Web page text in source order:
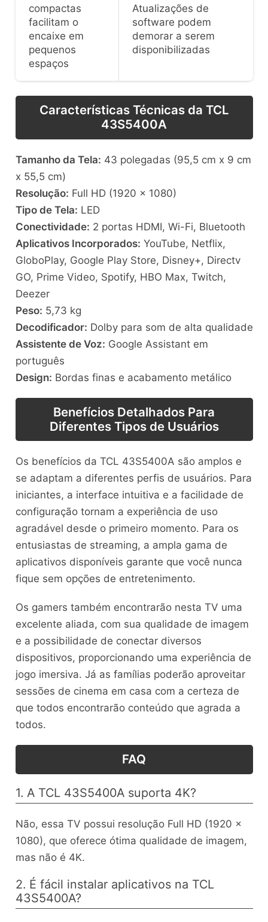
compactas
facilitam o
encaixe em
pequenos
espaços
Atualizações de
software podem
demorar a serem
disponibilizadas
Características Técnicas da TCL
43S5400A
Tamanho da Tela: 43 polegadas (95,5 cm x 9 cm
x 55,5 cm)
Resolução: Full HD (1920 x 1080)
Tipo de Tela: LED
Conectividade: 2 portas HDMI, Wi-Fi, Bluetooth
Aplicativos Incorporados: YouTube, Netflix,
GloboPlay, Google Play Store, Disney+, Directv
GO, Prime Video, Spotify, HBO Max, Twitch,
Deezer
Peso: 5,73 kg
Decodificador: Dolby para som de alta qualidade
Assistente de Voz: Google Assistant em
português
Design: Bordas finas e acabamento metálico
Benefícios Detalhados Para
Diferentes Tipos de Usuários
Os benefícios da TCL 43S5400A são amplos e
se adaptam a diferentes perfis de usuários. Para
iniciantes, a interface intuitiva e a facilidade de
configuração tornam a experiência de uso
agradável desde o primeiro momento. Para os
entusiastas de streaming, a ampla gama de
aplicativos disponíveis garante que você nunca
fique sem opções de entretenimento.
Os gamers também encontrarão nesta TV uma
excelente aliada, com sua qualidade de imagem
e a possibilidade de conectar diversos
dispositivos, proporcionando uma experiência de
jogo imersiva. Já as famílias poderão aproveitar
sessões de cinema em casa com a certeza de
que todos encontrarão conteúdo que agrada a
todos.
FAQ
1. A TCL 43S5400A suporta 4K?
Não, essa TV possui resolução Full HD (1920 x
1080), que oferece ótima qualidade de imagem,
mas não é 4K.
2. É fácil instalar aplicativos na TCL
43S5400A?